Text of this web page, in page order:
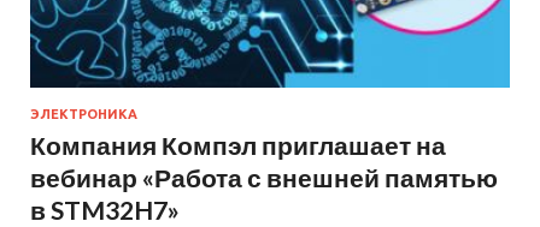
ЭЛЕКТРОНИКА
Компания Компэл приглашает на
вебинар «Работа с внешней памятью
в STM32H7»